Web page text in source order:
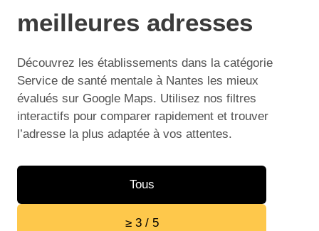
meilleures adresses
Découvrez les établissements dans la catégorie
Service de santé mentale à Nantes les mieux
évalués sur Google Maps. Utilisez nos filtres
interactifs pour comparer rapidement et trouver
l’adresse la plus adaptée à vos attentes.
Tous
≥ 3 / 5